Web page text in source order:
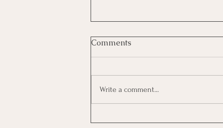
Ταλιατέλες αγγουριού με
στραγγιστό 2% 50 γρ. καπνιστός
σολομός 1 κ.γλ. άνηθος
Comments
Write a comment...